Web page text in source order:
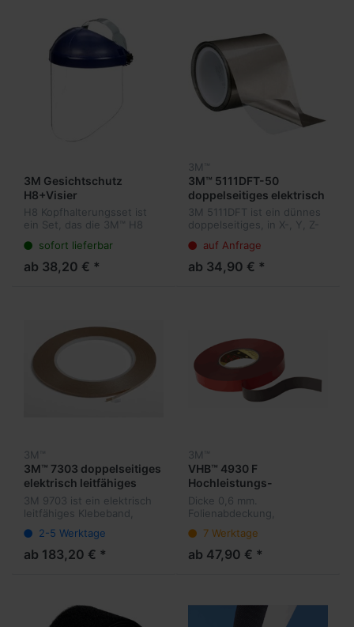
3M Gesichtschutz
H8+Visier
H8 Kopfhalterungsset ist
ein Set, das die 3M™ H8
Visier Serie WP96 zum
Schutz vor UV-Strahlung,
Stößen, geschmolzenem
sofort lieferbar
ab 38,20 € *
3M™
3M™ 5111DFT-50
doppelseitiges elektrisch
leitfähiges Klebeband
0,050 mm
3M 5111DFT ist ein dünnes
doppelseitiges, in X-, Y, Z-
Klebeband
auf Anfrage
ab 34,90 € *
3M™
3M™ 7303 doppelseitiges
elektrisch leitfähiges
Klebeband 0,074 mm
3M 9703 ist ein elektrisch
leitfähiges Klebeband,
2-5 Werktage
ab 183,20 € *
3M™
VHB™ 4930 F
Hochleistungs-
Verbindungssystem /
weiß
Dicke 0,6 mm.
Folienabdeckung,
welches eine sehr gute
Anpassungsfähigkeit an die
zu klebende Oberfläche
7 Werktage
ab 47,90 € *